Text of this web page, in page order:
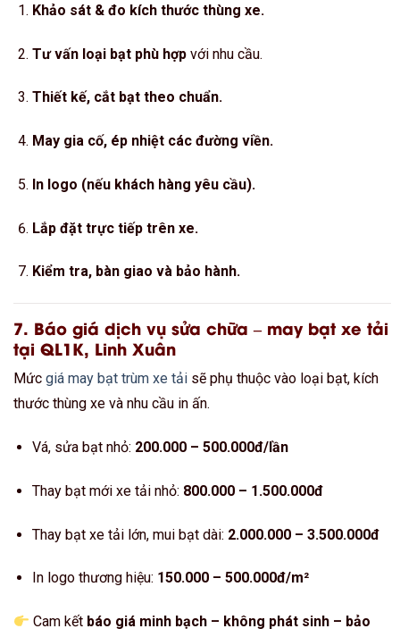
Khảo sát & đo kích thước thùng xe.
Tư vấn loại bạt phù hợpvới nhu cầu.
Thiết kế, cắt bạt theo chuẩn.
May gia cố, ép nhiệt các đường viền.
In logo (nếu khách hàng yêu cầu).
Lắp đặt trực tiếp trên xe.
Kiểm tra, bàn giao và bảo hành.
7. Báo giá dịch vụ sửa chữa – may bạt xe tải
tại QL1K, Linh Xuân
Mức giá may bạt trùm xe tải sẽ phụ thuộc vào loại bạt, kích
thước thùng xe và nhu cầu in ấn.
Vá, sửa bạt nhỏ: 200.000 – 500.000đ/lần
Thay bạt mới xe tải nhỏ: 800.000 – 1.500.000đ
Thay bạt xe tải lớn, mui bạt dài: 2.000.000 – 3.500.000đ
In logo thương hiệu: 150.000 – 500.000đ/m²
Cam kết báo giá minh bạch – không phát sinh – bảo